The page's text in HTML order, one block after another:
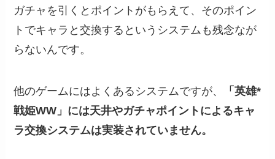
ガチャを引くとポイントがもらえて、そのポイン
トでキャラと交換するというシステムも残念なが
らないんです。
他のゲームにはよくあるシステムですが、
「英雄*
戦姫WW」には天井やガチャポイントによるキャ
ラ交換システムは実装されていません。